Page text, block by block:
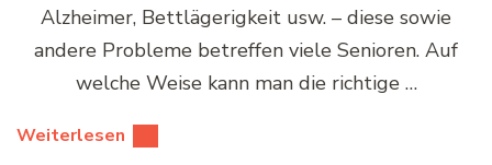
Alzheimer, Bettlägerigkeit usw. – diese sowie
andere Probleme betreffen viele Senioren. Auf
welche Weise kann man die richtige …
Weiterlesen